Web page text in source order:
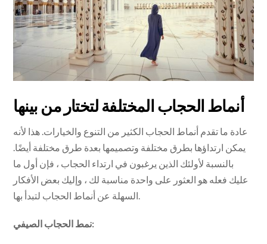
أنماط الحجاب المختلفة لتختار من بينها
عادة ما تقدم أنماط الحجاب الكثير من التنوع والخيارات. هذا لأنه
يمكن ارتداؤها بطرق مختلفة وتصميمها بعدة طرق مختلفة أيضًا.
بالنسبة لأولئك الذين يرغبون في ارتداء الحجاب ، فإن أول ما
عليك فعله هو العثور على واحدة مناسبة لك ، وإليك بعض الأفكار
السهلة عن أنماط الحجاب لتبدأ بها.
نمط الحجاب الصيفي: